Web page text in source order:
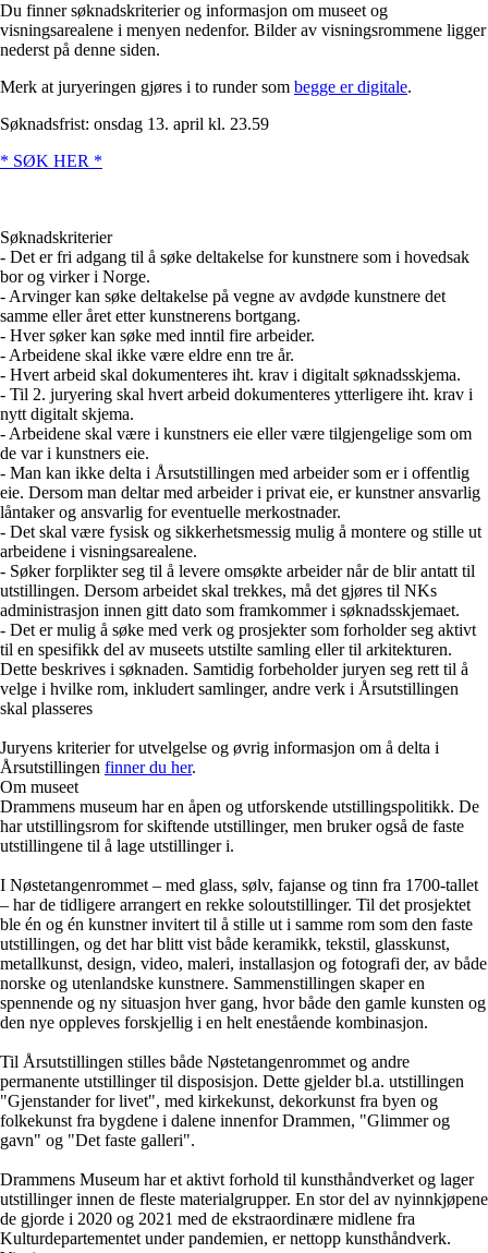
Du finner søknadskriterier og informasjon om museet og
visningsarealene i menyen nedenfor. Bilder av visningsrommene ligger
nederst på denne siden.
Merk at juryeringen gjøres i to runder som begge er digitale.
Søknadsfrist: onsdag 13. april kl. 23.59
* SØK HER *
Søknadskriterier
- Det er fri adgang til å søke deltakelse for kunstnere som i hovedsak
bor og virker i Norge.
- Arvinger kan søke deltakelse på vegne av avdøde kunstnere det
samme eller året etter kunstnerens bortgang.
- Hver søker kan søke med inntil fire arbeider.
- Arbeidene skal ikke være eldre enn tre år.
- Hvert arbeid skal dokumenteres iht. krav i digitalt søknadsskjema.
- Til 2. juryering skal hvert arbeid dokumenteres ytterligere iht. krav i
nytt digitalt skjema.
- Arbeidene skal være i kunstners eie eller være tilgjengelige som om
de var i kunstners eie.
- Man kan ikke delta i Årsutstillingen med arbeider som er i offentlig
eie. Dersom man deltar med arbeider i privat eie, er kunstner ansvarlig
låntaker og ansvarlig for eventuelle merkostnader.
- Det skal være fysisk og sikkerhetsmessig mulig å montere og stille ut
arbeidene i visningsarealene.
- Søker forplikter seg til å levere omsøkte arbeider når de blir antatt til
utstillingen. Dersom arbeidet skal trekkes, må det gjøres til NKs
administrasjon innen gitt dato som framkommer i søknadsskjemaet.
- Det er mulig å søke med verk og prosjekter som forholder seg aktivt
til en spesifikk del av museets utstilte samling eller til arkitekturen.
Dette beskrives i søknaden. Samtidig forbeholder juryen seg rett til å
velge i hvilke rom, inkludert samlinger, andre verk i Årsutstillingen
skal plasseres
Juryens kriterier for utvelgelse og øvrig informasjon om å delta i
Årsutstillingen finner du her.
Om museet
Drammens museum har en åpen og utforskende utstillingspolitikk. De
har utstillingsrom for skiftende utstillinger, men bruker også de faste
utstillingene til å lage utstillinger i.
I Nøstetangenrommet – med glass, sølv, fajanse og tinn fra 1700-tallet
– har de tidligere arrangert en rekke soloutstillinger. Til det prosjektet
ble én og én kunstner invitert til å stille ut i samme rom som den faste
utstillingen, og det har blitt vist både keramikk, tekstil, glasskunst,
metallkunst, design, video, maleri, installasjon og fotografi der, av både
norske og utenlandske kunstnere. Sammenstillingen skaper en
spennende og ny situasjon hver gang, hvor både den gamle kunsten og
den nye oppleves forskjellig i en helt enestående kombinasjon.
Til Årsutstillingen stilles både Nøstetangenrommet og andre
permanente utstillinger til disposisjon. Dette gjelder bl.a. utstillingen
"Gjenstander for livet", med kirkekunst, dekorkunst fra byen og
folkekunst fra bygdene i dalene innenfor Drammen, "Glimmer og
gavn" og "Det faste galleri".
Drammens Museum har et aktivt forhold til kunsthåndverket og lager
utstillinger innen de fleste materialgrupper. En stor del av nyinnkjøpene
de gjorde i 2020 og 2021 med de ekstraordinære midlene fra
Kulturdepartementet under pandemien, er nettopp kunsthåndverk.